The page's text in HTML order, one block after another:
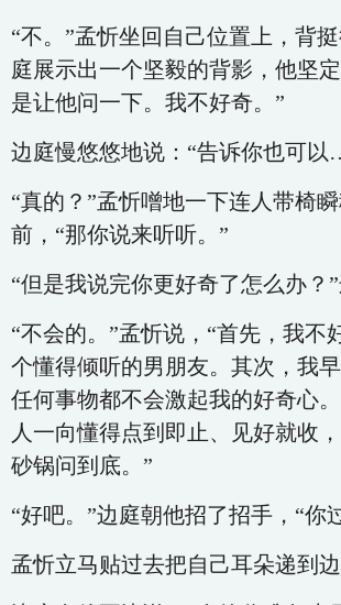
“不。”孟忻坐回自己位置上，背
庭展示出一个坚毅的背影，他坚
是让他问一下。我不好奇。”
边庭慢悠悠地说：“告诉你也可
“真的？”孟忻噌地一下连人带椅
前，“那你说来听听。”
“但是我说完你更好奇了怎么办？”
“不会的。”孟忻说，“首先，我不
个懂得倾听的男朋友。其次，我
任何事物都不会激起我的好奇心
人一向懂得点到即止、见好就收
砂锅问到底。”
“好吧。”边庭朝他招了招手，“你
孟忻立马贴过去把自己耳朵递到边